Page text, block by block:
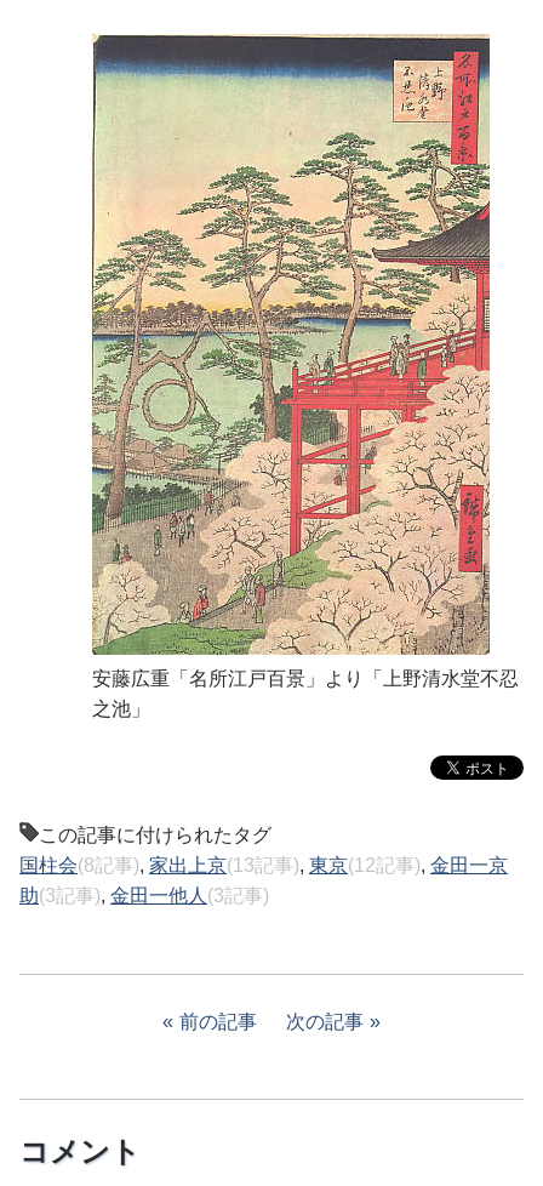
安藤広重「名所江戸百景」より「上野清水堂不忍
之池」
この記事に付けられたタグ
国柱会(8記事), 家出上京(13記事), 東京(12記事), 金田一京
助(3記事), 金田一他人 (3記事)
前の記事 次の記事
コメント